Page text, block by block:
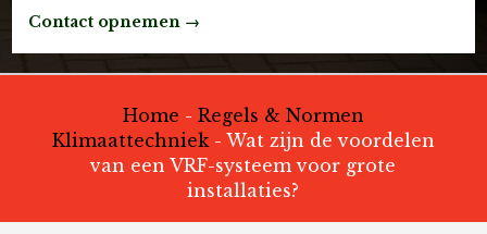
Contact opnemen →
Home - Regels & Normen
Klimaattechniek- Wat zijn de voordelen
van een VRF-systeem voor grote
installaties?